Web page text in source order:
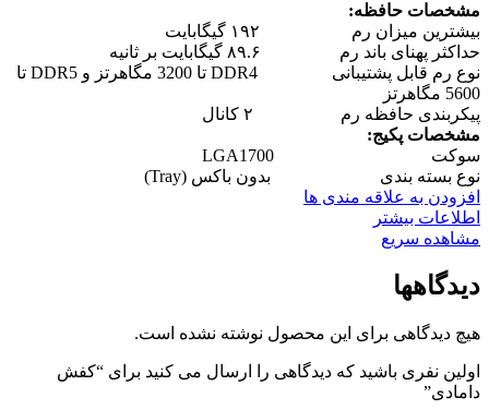
مشخصات حافظه:
بیشترین میزان رم ۱۹۲ گیگابایت
حداکثر پهنای باند رم ۸۹.۶ گیگابایت بر ثانیه
نوع رم قابل پشتیبانی DDR4 تا 3200 مگاهرتز و DDR5 تا
5600 مگاهرتز
پیکربندی حافظه رم ۲ کانال
مشخصات پکیج:
سوکت LGA1700
نوع بسته بندی بدون باکس (Tray)
افزودن به علاقه مندی ها
اطلاعات بیشتر
مشاهده سریع
دیدگاهها
هیچ دیدگاهی برای این محصول نوشته نشده است.
اولین نفری باشید که دیدگاهی را ارسال می کنید برای “کفش
دامادی”